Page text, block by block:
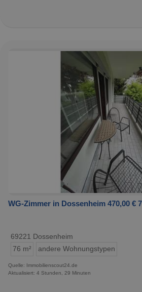
WG-Zimmer in Dossenheim 470,00 €
69221 Dossenheim
76 m²
andere Wohnungstypen
Quelle: Immobilienscout24.de
Aktualisiert: 4 Stunden, 29 Minuten